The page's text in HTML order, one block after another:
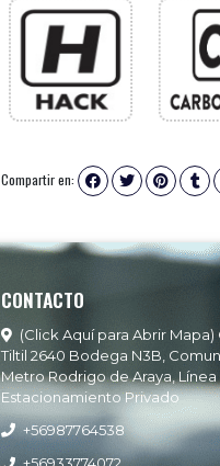
Compartir en:
CONTACTO
(Click Aquí para Abrir Mapa)
Tiltil 2640 Bodega N3B,
Metro Rodrigo de Araya, Línea
Estacionamiento Privado
+56987764538